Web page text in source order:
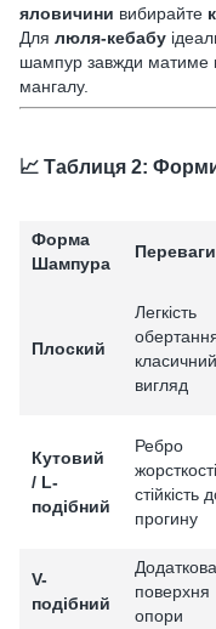
яловичини вибирайте
Для люля-кебабу
шампур завжди матиме
мангалу.
📈 Таблиця 2:
Форма
Шампура
Переваги
Плоский
Легкість
класичний
вигляд
Кутовий
/ L-
подібний
Ребро
стійкість
прогину
V-
подібний
Додаткова
поверхня
опори